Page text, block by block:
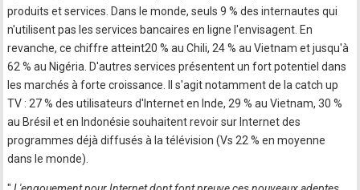
produits et services. Dans le monde, seuls 9 % des internautes qui
n'utilisent pas les services bancaires en ligne l'envisagent. En
revanche, ce chiffre atteint20 % au Chili, 24 % au Vietnam et jusqu'à
62 % au Nigéria. D'autres services présentent un fort potentiel dans
les marchés à forte croissance. Il s'agit notamment de la catch up
TV : 27 % des utilisateurs d'Internet en Inde, 29 % au Vietnam, 30 %
au Brésil et en Indonésie souhaitent revoir sur Internet des
programmes déjà diffusés à la télévision (Vs 22 % en moyenne
dans le monde).